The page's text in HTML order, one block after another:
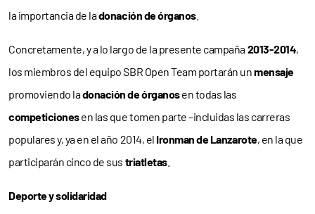
la importancia de ladonación de órganos.
Concretamente, y a lo largo de la presente campaña2013-2014,
los miembros del equipo SBR Open Team portarán unmensaje
promoviendo ladonación de órganosen todas las
competicionesen las que tomen parte –incluidas las carreras
populares y, ya en el año 2014, el Ironman de Lanzarote, en la que
participarán cinco de sus triatletas.
Deporte y solidaridad